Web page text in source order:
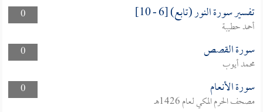
0
تفسير سورة النور (تابع) [6 - 10]
أحمد حطيبة
0
سورة القصص
محمد أيوب
0
سورة الأنعام
مصحف الحرم المكي لعام 1426هـ